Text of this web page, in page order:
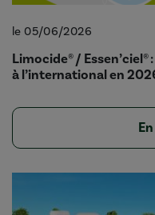
le 05/06/2026
Limocide® /
à l’international en